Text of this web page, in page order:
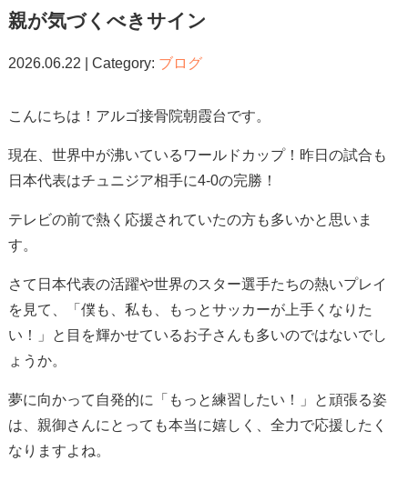
親が気づくべきサイン
2026.06.22 | Category: ブログ
こんにちは！アルゴ接骨院朝霞台です。
現在、世界中が沸いているワールドカップ！昨日の試合も
日本代表はチュニジア相手に4-0の完勝！
テレビの前で熱く応援されていたの方も多いかと思いま
す。
さて日本代表の活躍や世界のスター選手たちの熱いプレイ
を見て、「僕も、私も、もっとサッカーが上手くなりた
い！」と目を輝かせているお子さんも多いのではないでし
ょうか。
夢に向かって自発的に「もっと練習したい！」と頑張る姿
は、親御さんにとっても本当に嬉しく、全力で応援したく
なりますよね。